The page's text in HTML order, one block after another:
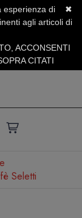
Sconto
Seletti
✖
esperienza di
agli articoli di
ACCONSENTI
CITATI